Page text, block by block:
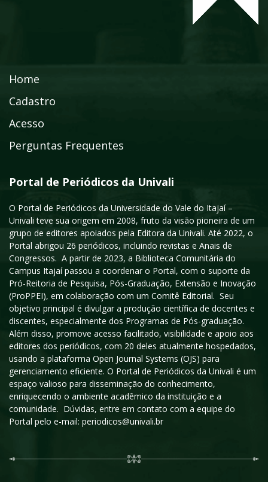
Home
Cadastro
Acesso
Perguntas Frequentes
Portal de Periódicos da Univali
O Portal de Periódicos da Universidade do Vale do Itajaí –
Univali teve sua origem em 2008, fruto da visão pioneira de um
grupo de editores apoiados pela Editora da Univali. Até 2022, o
Portal abrigou 26 periódicos, incluindo revistas e Anais de
Congressos. A partir de 2023, a Biblioteca Comunitária do
Campus Itajaí passou a coordenar o Portal, com o suporte da
Pró-Reitoria de Pesquisa, Pós-Graduação, Extensão e Inovação
(ProPPEI), em colaboração com um Comitê Editorial. Seu
objetivo principal é divulgar a produção científica de docentes e
discentes, especialmente dos Programas de Pós-graduação.
Além disso, promove acesso facilitado, visibilidade e apoio aos
editores dos periódicos, com 20 deles atualmente hospedados,
usando a plataforma Open Journal Systems (OJS) para
gerenciamento eficiente. O Portal de Periódicos da Univali é um
espaço valioso para disseminação do conhecimento,
enriquecendo o ambiente acadêmico da instituição e a
comunidade. Dúvidas, entre em contato com a equipe do
Portal pelo e-mail: periodicos@univali.br